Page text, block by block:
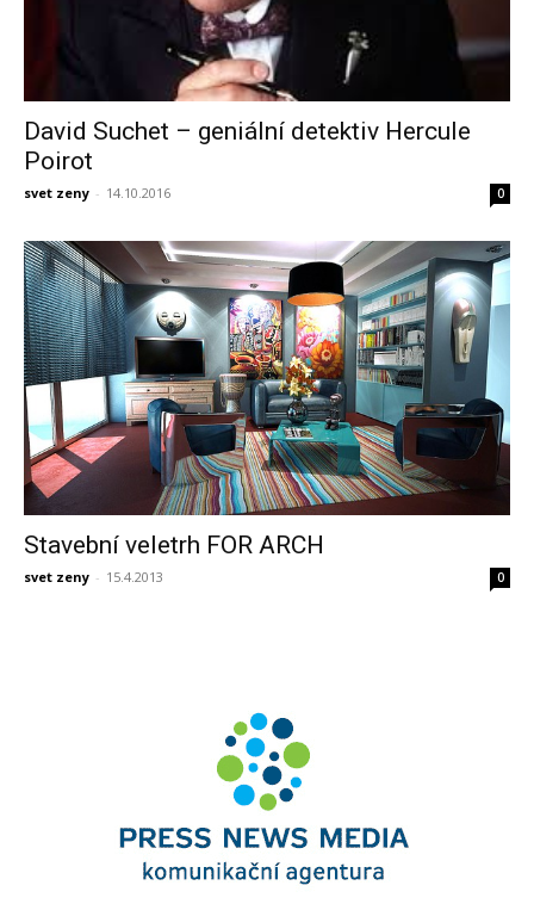
David Suchet – geniální detektiv Hercule
Poirot
svet zeny - 14.10.2016 0
Stavební veletrh FOR ARCH
svet zeny - 15.4.2013 0